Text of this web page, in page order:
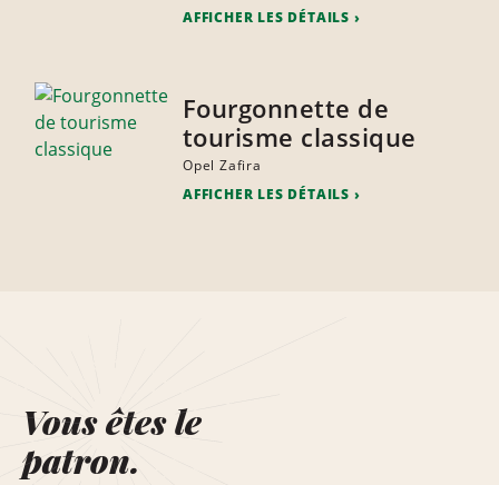
AFFICHER LES DÉTAILS
Fourgonnette de
tourisme classique
Opel Zafira
AFFICHER LES DÉTAILS
Vous êtes le
patron.